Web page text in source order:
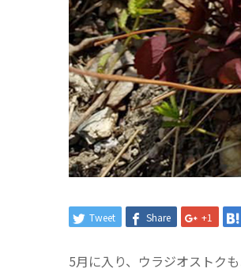
Tweet Share +1
5月に入り、ウラジオストク